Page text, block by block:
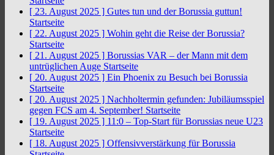
[ 23. August 2025 ] Gutes tun und der Borussia guttun!
Startseite
[ 22. August 2025 ] Wohin geht die Reise der Borussia?
Startseite
[ 21. August 2025 ] Borussias VAR – der Mann mit dem
untrüglichen Auge Startseite
[ 20. August 2025 ] Ein Phoenix zu Besuch bei Borussia
Startseite
[ 20. August 2025 ] Nachholtermin gefunden: Jubiläumsspiel
gegen FCS am 4. September! Startseite
[ 19. August 2025 ] 11:0 – Top-Start für Borussias neue U23
Startseite
[ 18. August 2025 ] Offensivverstärkung für Borussia